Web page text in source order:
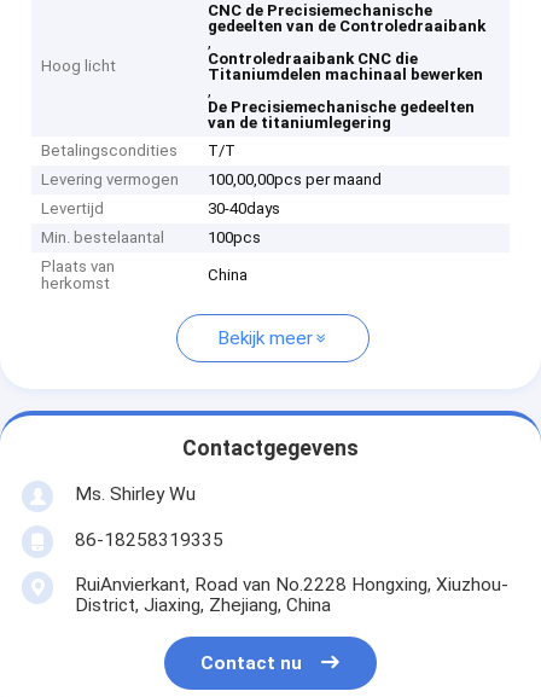
Hoog licht
CNC de Precisiemechanische
gedeelten van de Controledraaibank
,
Controledraaibank CNC die
Titaniumdelen machinaal bewerken
,
De Precisiemechanische gedeelten
van de titaniumlegering
Betalingscondities
T/T
Levering vermogen
100,00,00pcs per maand
Levertijd
30-40days
Min. bestelaantal
100pcs
Plaats van
herkomst
China
Bekijk meer
Contactgegevens
Ms. Shirley Wu
86-18258319335
RuiAnvierkant, Road van No.2228 Hongxing, Xiuzhou-
District, Jiaxing, Zhejiang, China
Contact nu